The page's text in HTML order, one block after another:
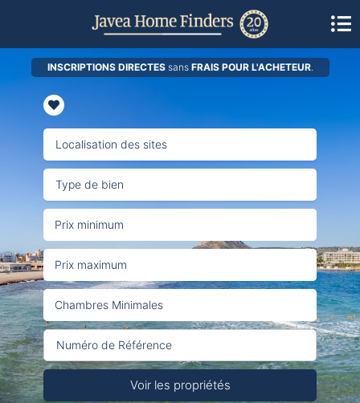
INSCRIPTIONS DIRECTESsansFRAIS POUR L'ACHETEUR.
Localisation des sites
Type de bien
Voir les propriétés